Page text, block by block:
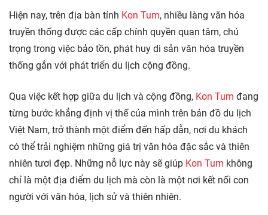
Hiện nay, trên địa bàn tỉnh Kon Tum, nhiều làng văn hóa
truyền thống được các cấp chính quyền quan tâm, chú
trọng trong việc bảo tồn, phát huy di sản văn hóa truyền
thống gắn với phát triển du lịch cộng đồng.
Qua việc kết hợp giữa du lịch và cộng đồng, Kon Tum đang
từng bước khẳng định vị thế của mình trên bản đồ du lịch
Việt Nam, trở thành một điểm đến hấp dẫn, nơi du khách
có thể trải nghiệm những giá trị văn hóa đặc sắc và thiên
nhiên tươi đẹp. Những nỗ lực này sẽ giúp Kon Tum không
chỉ là một địa điểm du lịch mà còn là một nơi kết nối con
người với văn hóa, lịch sử và thiên nhiên.